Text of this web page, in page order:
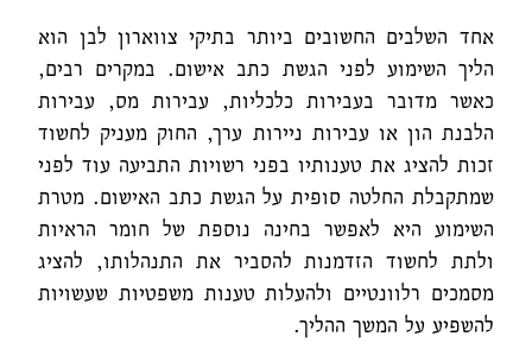
אחד השלבים החשובים ביותר בתיקי צווארון לבן הוא
הליך השימוע לפני הגשת כתב אישום. במקרים רבים,
כאשר מדובר בעבירות כלכליות, עבירות מס, עבירות
הלבנת הון או עבירות ניירות ערך, החוק מעניק לחשוד
זכות להציג את טענותיו בפני רשויות התביעה עוד לפני
שמתקבלת החלטה סופית על הגשת כתב האישום. מטרת
השימוע היא לאפשר בחינה נוספת של חומר הראיות
ולתת לחשוד הזדמנות להסביר את התנהלותו, להציג
מסמכים רלוונטיים ולהעלות טענות משפטיות שעשויות
להשפיע על המשך ההליך.